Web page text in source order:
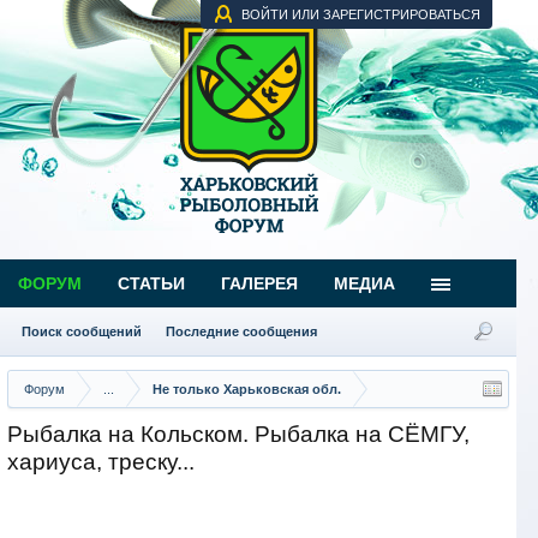
ВОЙТИ ИЛИ ЗАРЕГИСТРИРОВАТЬСЯ
Форум Не только Харьковская обл.
Рыбалка на Кольском. Рыбалка на СЁМГУ,
хариуса, треску...
ФОРУМ
Поиск сообщений Последние сообщения
СТАТЬИ ГАЛЕРЕЯ МЕДИА